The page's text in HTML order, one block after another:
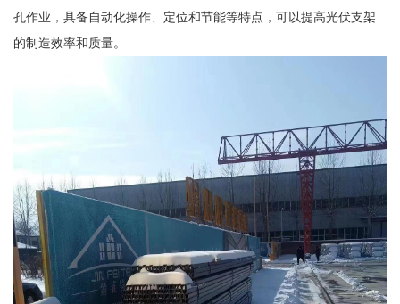
孔作业，具备自动化操作、定位和节能等特点，可以提高光伏支架
的制造效率和质量。